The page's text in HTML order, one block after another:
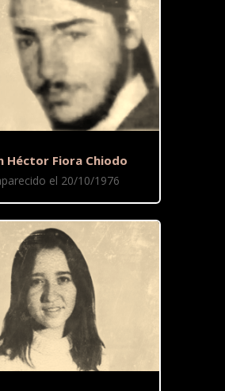
Héctor Fiora Chiodo
el 20/10/1976